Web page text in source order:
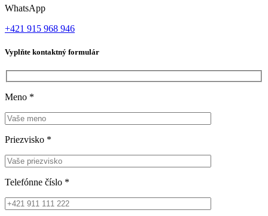
WhatsApp
+421 915 968 946
Vyplňte kontaktný formulár
Meno *
Priezvisko *
Telefónne číslo *